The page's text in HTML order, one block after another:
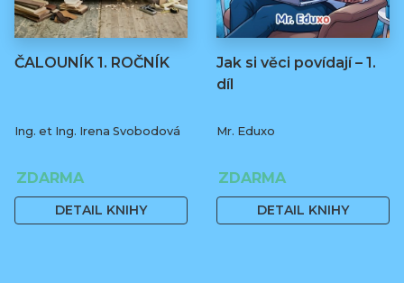
ČALOUNÍK 1. ROČNÍK
Ing. et Ing. Irena Svobodová
ZDARMA
DETAIL KNIHY
Jak si věci povídají – 1.
díl
Mr. Eduxo
ZDARMA
DETAIL KNIHY